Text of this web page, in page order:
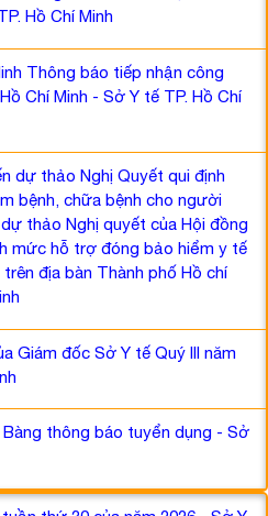
Hồ Chí Minh
Thông báo tiếp nhận công
Chí Minh - Sở Y tế TP. Hồ Chí
dự thảo Nghị Quyết qui định
bệnh, chữa bệnh cho người
thảo Nghị quyết của Hội đồng
mức hỗ trợ đóng bảo hiểm y tế
địa bàn Thành phố Hồ chí
Giám đốc Sở Y tế Quý III năm
thông báo tuyển dụng - Sở